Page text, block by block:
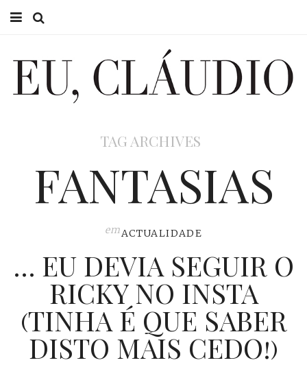
EU CLÁUDIO
EU, PAI
TAG ARCHIVES
FANTASIAS
emACTUALIDADE
… EU DEVIA SEGUIR O
RICKY NO INSTA
(TINHA É QUE SABER
DISTO MAIS CEDO!)